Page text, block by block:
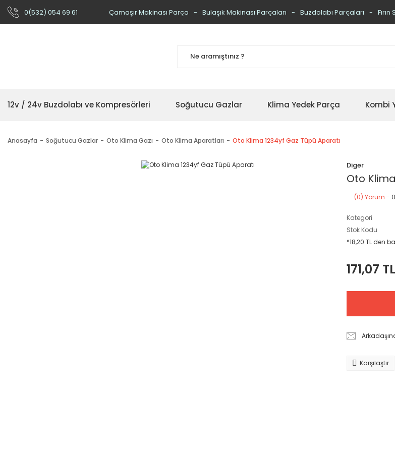
0(532) 054 69 61 Çamaşır Makinası Parça Bulaşık Makinası Parçaları Buzdolabı Parçaları
12v / 24v Buzdolabı ve Kompresörleri Soğutucu Gazlar Klima Yedek Parça Kombi
Anasayfa Soğutucu Gazlar Oto Klima Gazı Oto Klima Aparatları Oto Klima 1234yf Gaz Tüpü Aparatı
Diger
Oto
(0) Yorum -
Kategori
Stok Kodu
*18,20 TL den
171,07 TL
Karşılaştır